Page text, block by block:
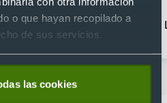
o que hayan recopilado a
de sus servicios.
las cookies
Bolígrafos con caja